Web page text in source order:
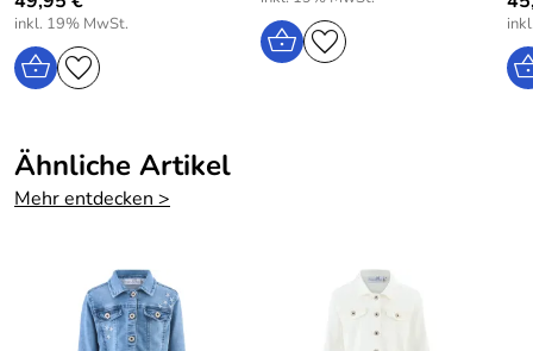
inkl. 19% MwSt.
Ähnliche Artikel
Mehr entdecken >